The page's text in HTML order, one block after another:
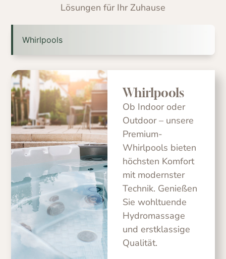
Lösungen für Ihr Zuhause
Whirlpools
Whirlpools
Ob Indoor oder
Outdoor – unsere
Premium-
Whirlpools bieten
höchsten Komfort
mit modernster
Technik. Genießen
Sie wohltuende
Hydromassage
und erstklassige
Qualität.